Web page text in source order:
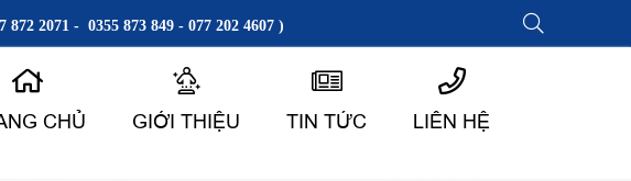
2071 - 0355 873 849 - 077 202 4607 )
CHỦ
GIỚI THIỆU TIN TỨC LIÊN HỆ